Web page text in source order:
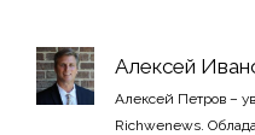
Алексей
Алексей Петров –
Richwenews.